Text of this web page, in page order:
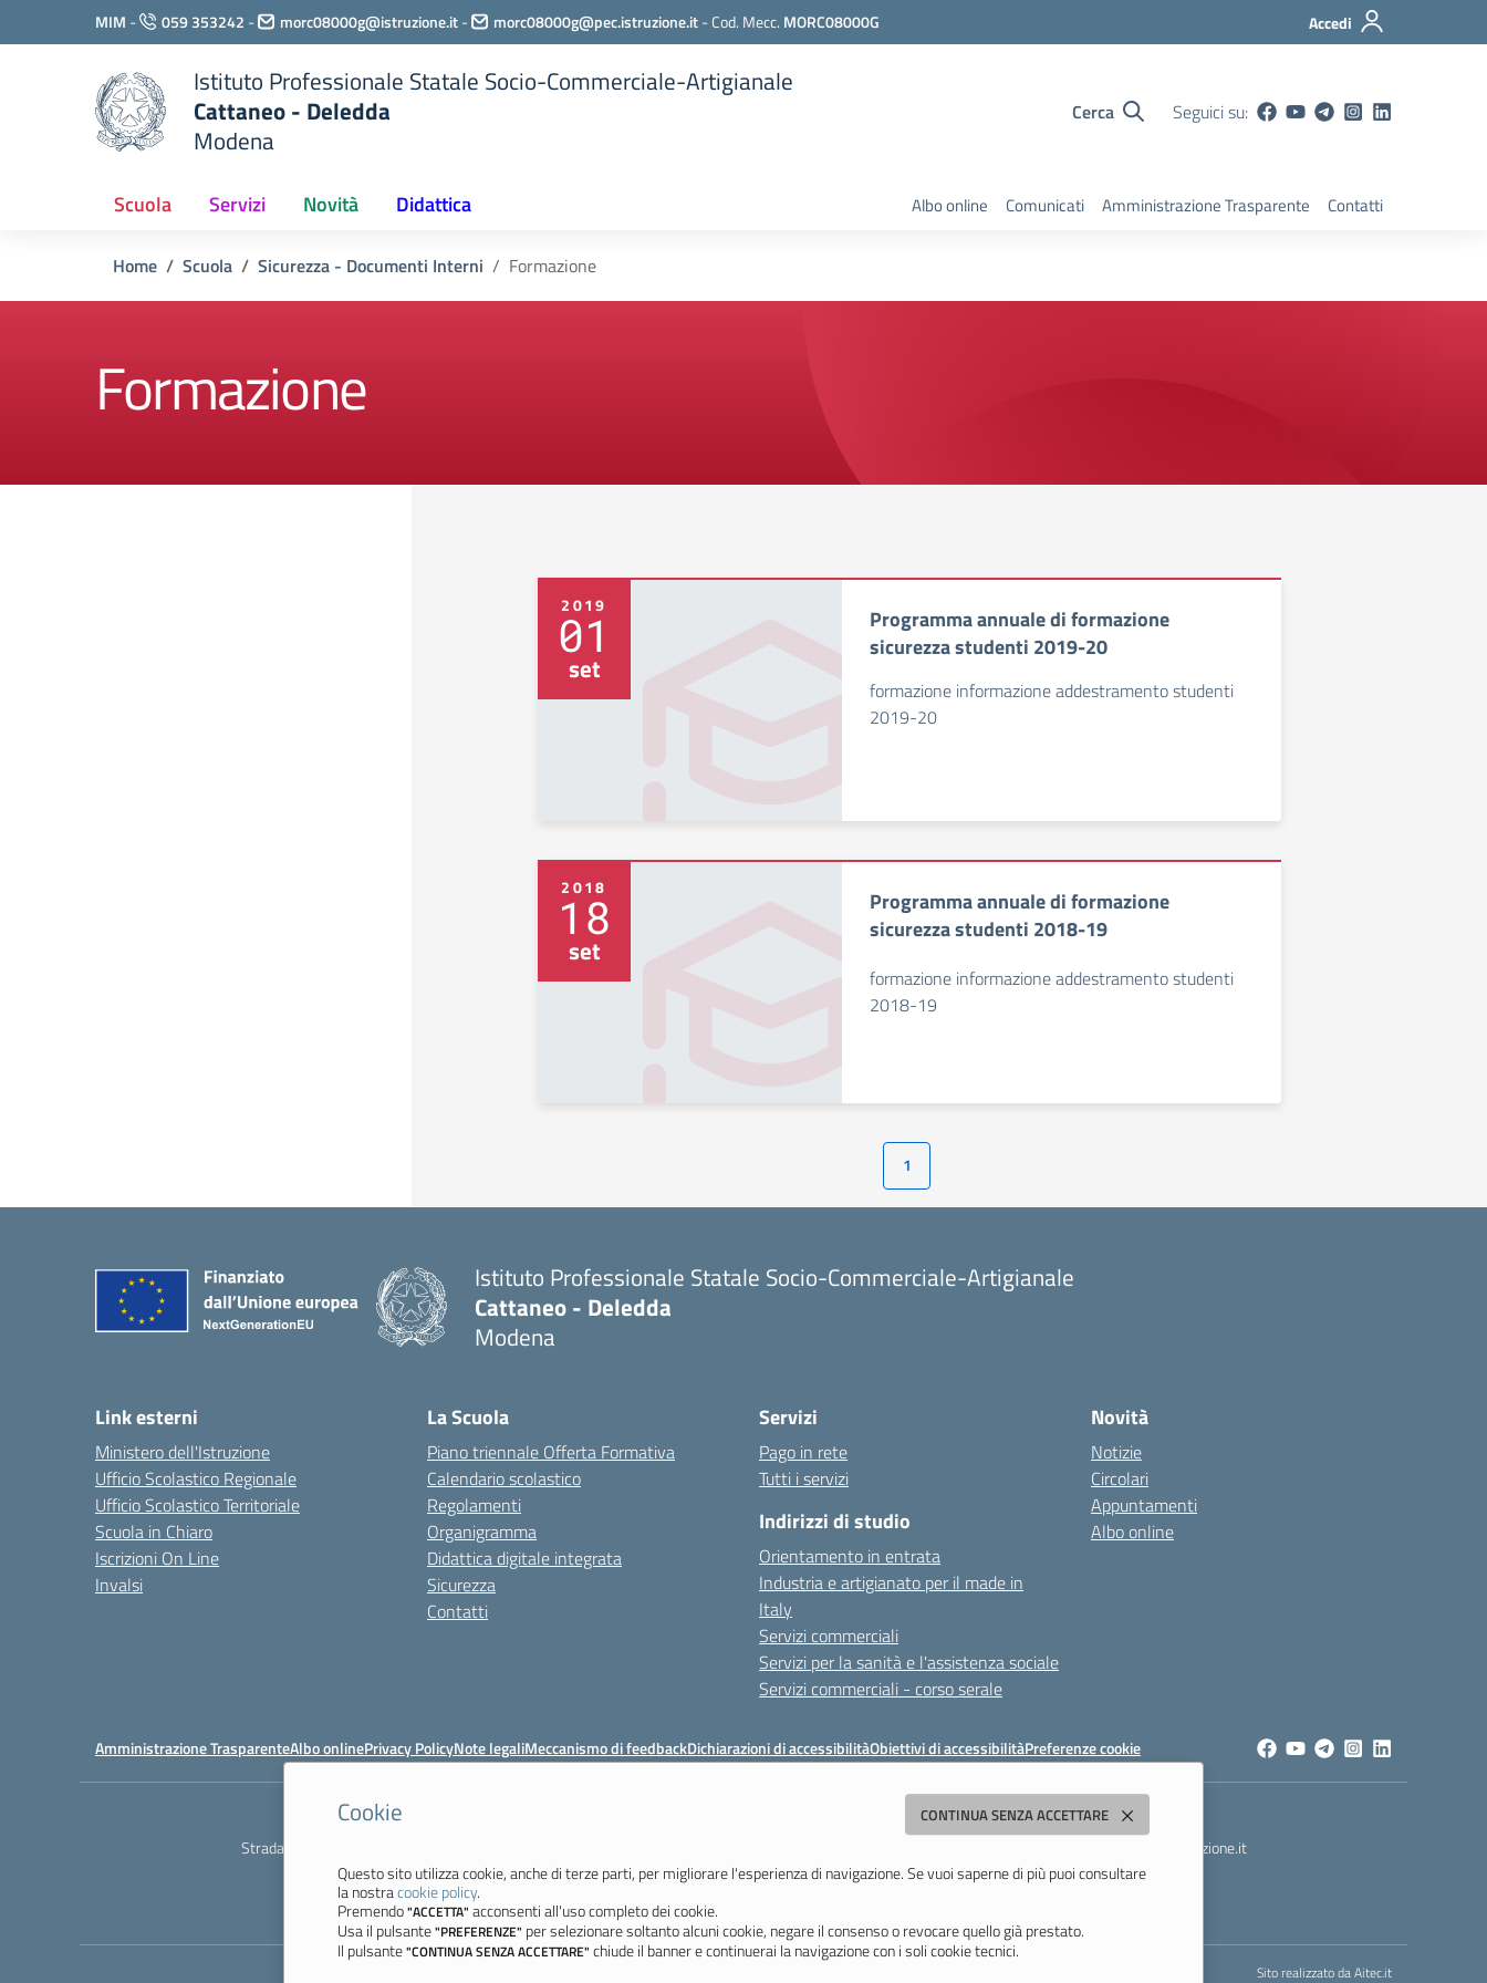
Cookie CONTINUA SENZA ACCETTARE
Questo sito utilizza cookie, anche di terze parti, per migliorare l'esperienza di navigazione. Se vuoi saperne di più puoi consultare
la nostracookie policy.
Premendo"ACCETTA" acconsenti all'uso completo dei cookie.
Usa il pulsante"PREFERENZE" per selezionare soltanto alcuni cookie, negare il consenso o revocare quello già prestato.
Il pulsante"CONTINUA SENZA ACCETTARE" chiude il banner e continuerai la navigazione con i soli cookie tecnici.
Vai ai contenuti
Vai al menu di navigazione
MIM - 059 353242 - morc08000g@istruzione.it- morc08000g@pec.istruzione.it-Cod. Mecc. MORC08000G Accedi
Istituto Professionale Statale Socio-Commerciale-Artigianale
Cattaneo - Deledda
Modena
Cerca Seguici su:
Scuola Servizi Novità Didattica Albo online Comunicati Amministrazione Trasparente Contatti
Home Scuola Sicurezza - Documenti Interni Formazione
Formazione
2019
01
set
Programma annuale di formazione
sicurezza studenti 2019-20
formazione informazione addestramento studenti
2019-20
2018
18
set
Programma annuale di formazione
sicurezza studenti 2018-19
formazione informazione addestramento studenti
2018-19
1
Istituto Professionale Statale Socio-Commerciale-Artigianale
Cattaneo - Deledda
Modena
Link esterni
Ministero dell'Istruzione
Ufficio Scolastico Regionale
Ufficio Scolastico Territoriale
Scuola in Chiaro
Iscrizioni On Line
Invalsi
La Scuola
Piano triennale Offerta Formativa
Calendario scolastico
Regolamenti
Organigramma
Didattica digitale integrata
Sicurezza
Contatti
Servizi
Pago in rete
Tutti i servizi
Indirizzi di studio
Orientamento in entrata
Industria e artigianato per il made in
Italy
Servizi commerciali
Servizi per la sanità e l'assistenza sociale
Servizi commerciali - corso serale
Novità
Notizie
Circolari
Appuntamenti
Albo online
Amministrazione TrasparenteAlbo onlinePrivacy PolicyNote legaliMeccanismo di feedbackDichiarazioni di accessibilitàObiettivi di accessibilitàPreferenze cookie
Istituto Professionale Statale Socio-Commerciale-Artigianale "Cattaneo - Deledda"
Strada degli Schiocchi, 110 - 41124 Modena - Tel. 059 353242 - Fax 059 351005 - Email:
morc08000g@pec.istruzione.it
Codice meccanografico: MORC08000G - C.F. 94177200360
Ultimo aggiornamento: Mercoledì, 29 Luglio 2026 ore 10:08
Sito realizzato daAitec.it